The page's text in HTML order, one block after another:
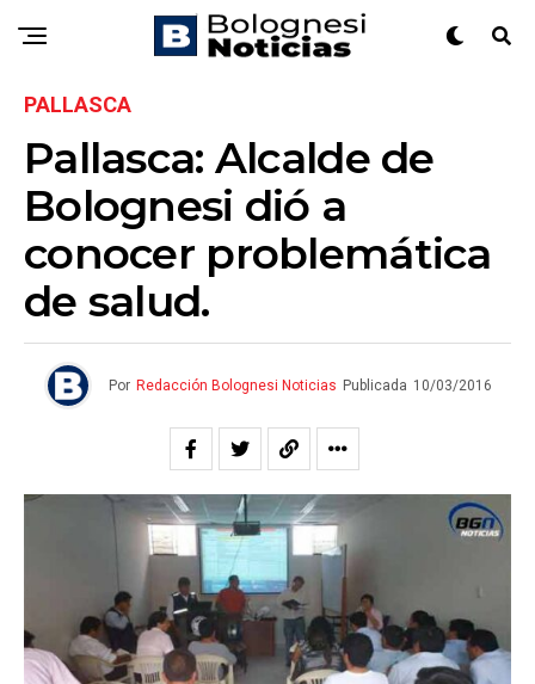
PALLASCA
Pallasca: Alcalde de
Bolognesi dió a
conocer problemática
de salud.
Por Redacción Bolognesi Noticias Publicada 10/03/2016